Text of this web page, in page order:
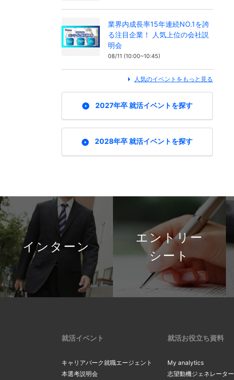
業界内成長率15年連続NO.1を誇
る注目企業！ 人気上位の会社説
明会
08/11 (10:00~10:45)
人気のイベントをもっと見る
2027年卒 就活イベントを探す
2028年卒 就活イベントを探す
インターン
エントリー
シート
就活イベント
キャリアパーク就職エージェント
本選考説明会
就活お役立ち資料
My analytics
志望動機ジェネレーター